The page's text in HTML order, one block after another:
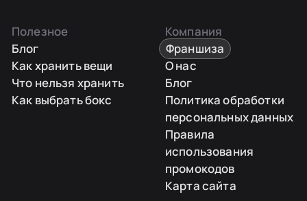
Полезное
Блог
Как хранить вещи
Что нельзя хранить
Как выбрать бокс
Компания
Франшиза
О нас
Блог
Политика обработки
персональных данных
Правила
использования
промокодов
Карта сайта